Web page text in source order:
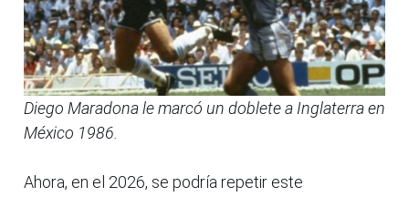
Diego Maradona le marcó un doblete a Inglaterra en
México 1986.
Ahora, en el 2026, se podría repetir este